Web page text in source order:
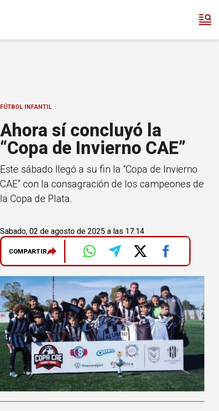
FÚTBOL INFANTIL
Ahora sí concluyó la
“Copa de Invierno CAE”
Este sábado llegó a su fin la “Copa de Invierno
CAE” con la consagración de los campeones de
la Copa de Plata.
Sabado, 02 de agosto de 2025 a las 17:14
COMPARTIR